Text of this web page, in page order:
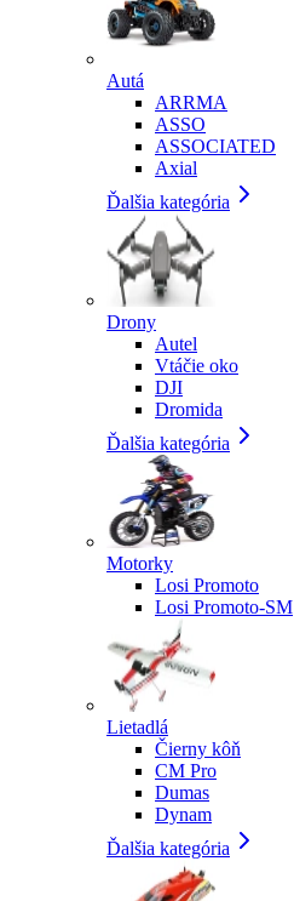
Autá
ARRMA
ASSO
ASSOCIATED
Axial
Ďalšia kategória
Drony
Autel
Vtáčie oko
DJI
Dromida
Ďalšia kategória
Motorky
Losi Promoto
Losi Promoto-SM
Lietadlá
Čierny kôň
CM Pro
Dumas
Dynam
Ďalšia kategória